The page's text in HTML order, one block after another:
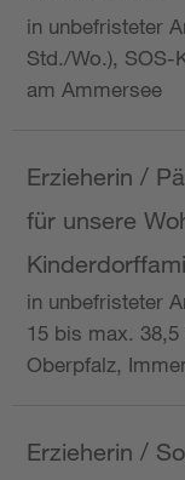
in unbefristeter
Std./Wo.), SOS-
am Ammersee
Erzieherin /
für unsere
in unbefristeter
15 bis max.
Oberpfalz,
Erzieherin /